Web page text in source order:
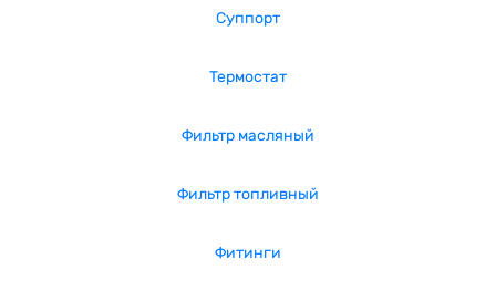
Суппорт
Термостат
Фильтр масляный
Фильтр топливный
Фитинги